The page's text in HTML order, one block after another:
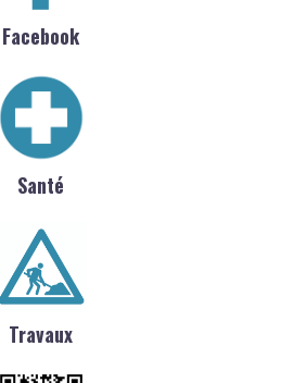
Facebook
Santé
Travaux